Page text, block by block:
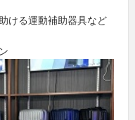
ける運動補助器具など